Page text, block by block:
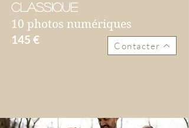
CLASSIQUE
10 photos numériques
145 €
Contacter